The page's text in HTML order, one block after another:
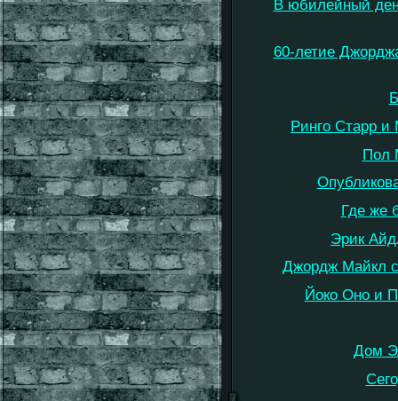
В юбилейный
60-летие
Ринго Старр и
Пол
Где же
Эрик
Джордж Майкл
Йоко Оно и
Дом